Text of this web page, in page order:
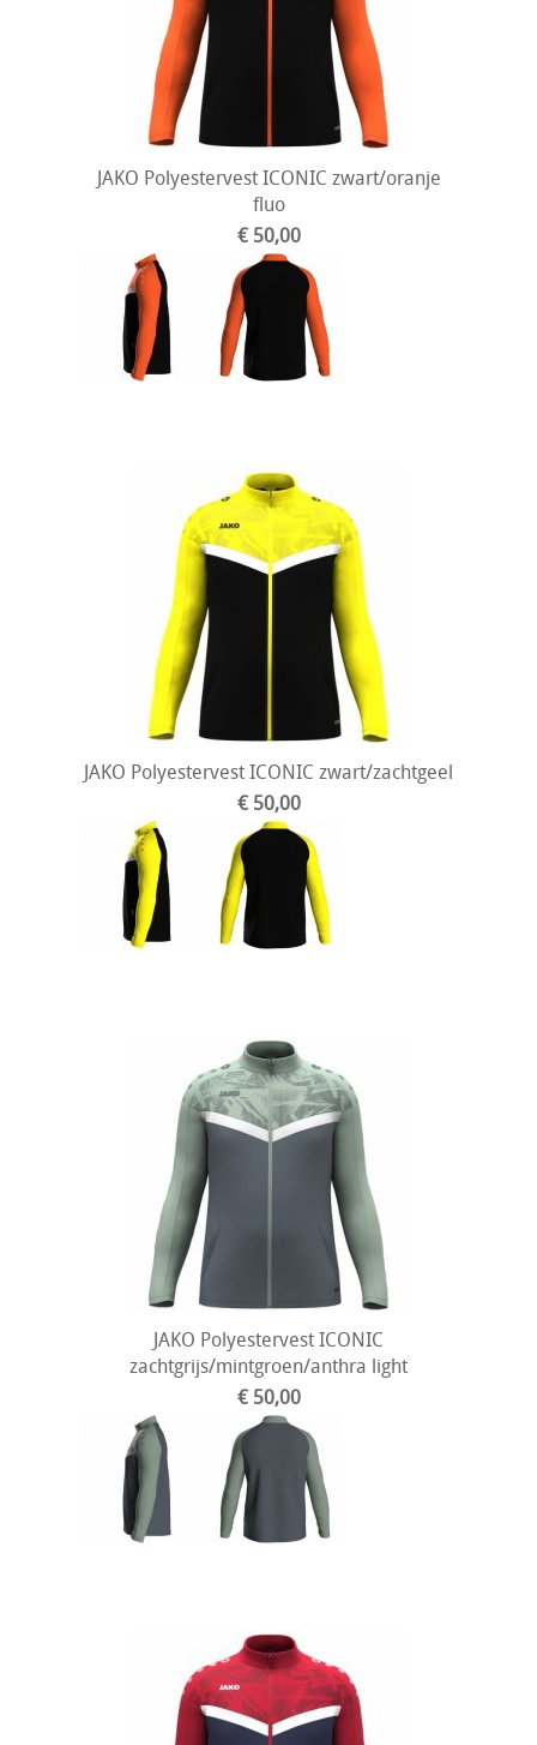
JAKO Polyestervest ICONIC zwart/oranje
fluo
€ 50,00
JAKO Polyestervest ICONIC zwart/zachtgeel
€ 50,00
JAKO Polyestervest ICONIC
zachtgrijs/mintgroen/anthra light
€ 50,00